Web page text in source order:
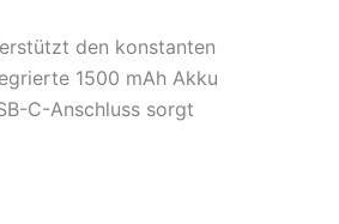
den konstanten
1500 mAh Akku
C-Anschluss sorgt